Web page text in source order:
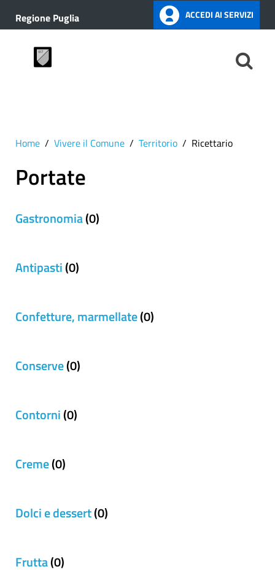
Regione Puglia ACCEDI AI SERVIZI
Home Vivere il Comune Territorio Ricettario
Portate
Gastronomia(0)
Antipasti(0)
Confetture, marmellate(0)
Conserve(0)
Contorni(0)
Creme(0)
Dolci e dessert(0)
Frutta(0)